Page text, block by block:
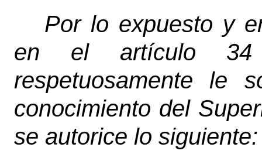
Por lo expuesto y
en el artículo 34
respetuosamente le
conocimiento del
se autorice lo siguiente: